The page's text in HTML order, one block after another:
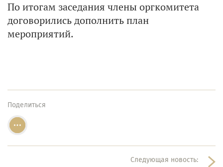
По итогам заседания члены оргкомитета
договорились дополнить план
мероприятий.
Поделиться
Следующая новость: